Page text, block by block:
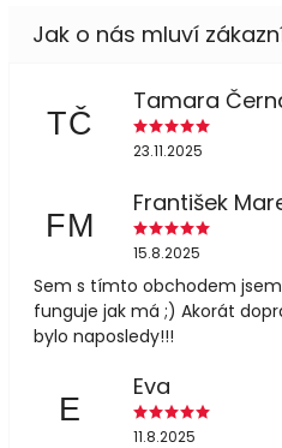
TČ
Tamara
23.11.2025
FM
František
15.8.2025
Sem s tímto obchodem
funguje jak má ;) Akorát
bylo naposledy!!!
E
Eva
11.8.2025